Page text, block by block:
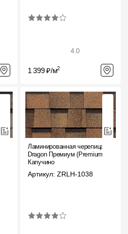
4.0
1 399 ₽/м2
Ламинированная черепица
Dragon Премиум (Premium),
Капучино
Артикул: ZRLH-1038